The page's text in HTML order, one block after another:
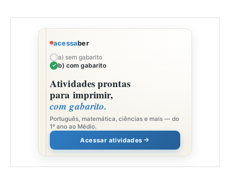
acessaber
a) sem gabarito
b) com gabarito
Atividades prontas
para imprimir,
com gabarito.
Português, matemática, ciências e mais — do
1º ano ao Médio.
Acessar atividades